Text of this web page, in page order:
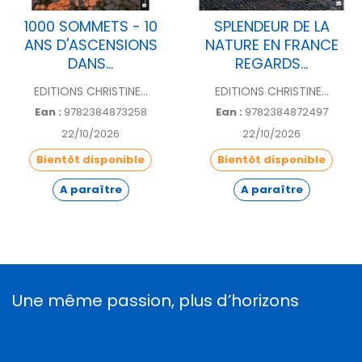
1000 SOMMETS - 10
ANS D'ASCENSIONS
DANS...
EDITIONS CHRISTINE...
Ean : 9782384873258
22/10/2026
Bientôt disponible
A paraître
SPLENDEUR DE LA
NATURE EN FRANCE
REGARDS...
EDITIONS CHRISTINE...
Ean : 9782384872497
22/10/2026
Bientôt disponible
A paraître
Une même passion, plus d’horizons